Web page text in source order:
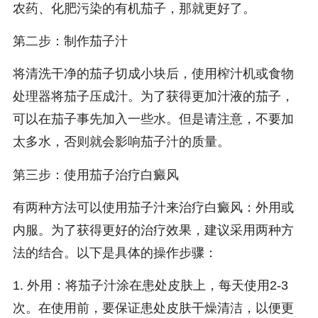
农药、化肥污染的有机茄子，那就更好了。
第二步：制作茄子汁
将清洗干净的茄子切成小块后，使用榨汁机或食物
处理器将茄子压成汁。为了获得更加汁液的茄子，
可以在茄子事先加入一些水。但是请注意，不要加
太多水，否则就会影响茄子汁的质量。
第三步：使用茄子治疗白癜风
有两种方法可以使用茄子汁来治疗白癜风：外用或
内服。为了获得更好的治疗效果，建议采用两种方
法的结合。以下是具体的操作步骤：
1. 外用：将茄子汁涂在患处皮肤上，每天使用2-3
次。在使用前，要保证患处皮肤干燥清洁，以便更